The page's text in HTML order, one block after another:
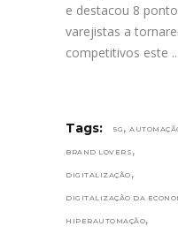
e destacou 8
varejistas a
competitivos este
Tags: 5G ,
BRAND LOVERS ,
DIGITALIZAÇÃO ,
DIGITALIZAÇÃO DA
HIPERAUTOMAÇÃO,